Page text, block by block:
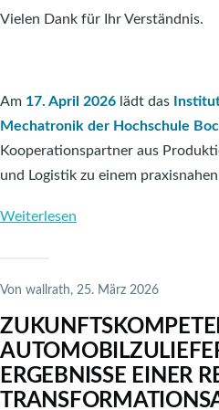
Vielen Dank für Ihr Verständnis.
Am 17. April 2026 lädt das
Mechatronik der Hochschule
Kooperationspartner aus
und Logistik zu einem
Weiterlesen
Digital
Denken“
–
Einblicke,
Praxis,
Von wallrath, 25. März 2026
ERGEBNISSE EINER